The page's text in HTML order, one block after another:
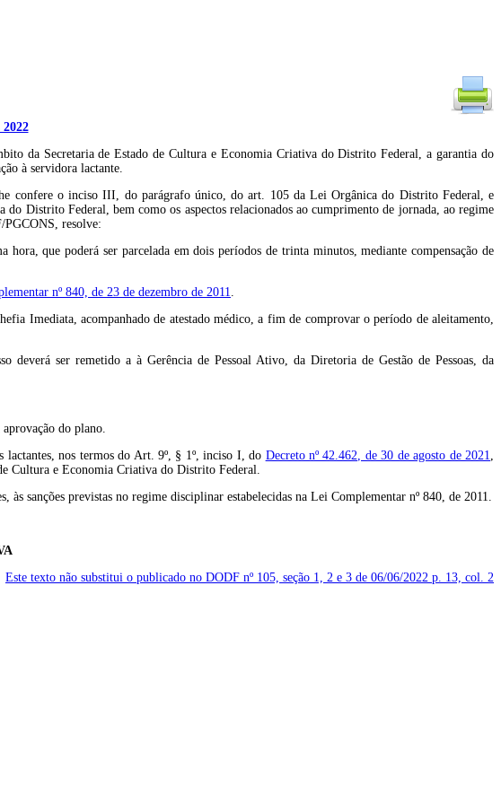
da Secretaria de Estado de Cultura e Economia Criativa do Distrito Federal, a garantia do
à servidora lactante.
o inciso III, do parágrafo único, do art. 105 da Lei Orgânica do Distrito Federal, e
Distrito Federal, bem como os aspectos relacionados ao cumprimento de jornada, ao regime
PGCONS, resolve:
que poderá ser parcelada em dois períodos de trinta minutos, mediante compensação de
nº 840, de 23 de dezembro de 2011.
Imediata, acompanhado de atestado médico, a fim de comprovar o período de aleitamento,
deverá ser remetido a à Gerência de Pessoal Ativo, da Diretoria de Gestão de Pessoas, da
do plano.
lactantes, nos termos do Art. 9º, § 1º, inciso I, do Decreto nº 42.462, de 30 de agosto de 2021,
Cultura e Economia Criativa do Distrito Federal.
sanções previstas no regime disciplinar estabelecidas na Lei Complementar nº 840, de 2011.
Este texto não substitui o publicado no DODF nº 105, seção 1, 2 e 3 de 06/06/2022 p. 13, col. 2